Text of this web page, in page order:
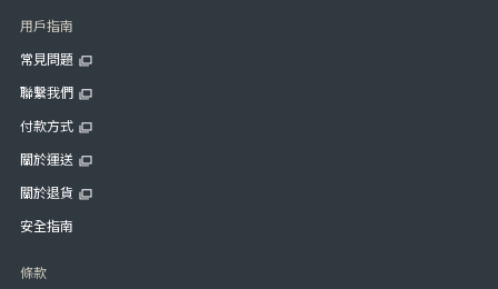
用戶指南
常見問題
聯繫我們
付款方式
關於運送
關於退貨
安全指南
條款